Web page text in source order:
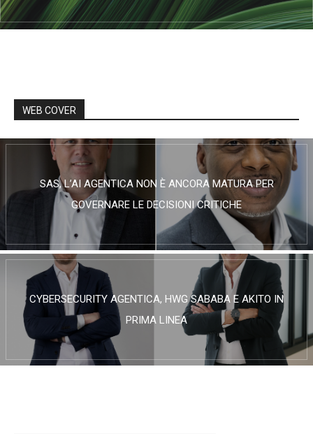
WEB COVER
SAS, L’AI AGENTICA NON È ANCORA MATURA PER
GOVERNARE LE DECISIONI CRITICHE
CYBERSECURITY AGENTICA, HWG SABABA E AKITO IN
PRIMA LINEA